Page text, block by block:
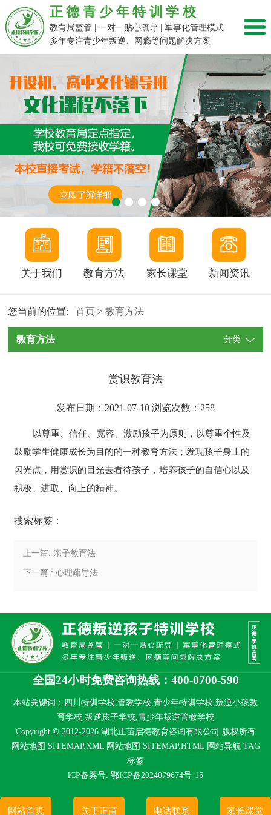
正德青少年特训学校
教育局监管 | 一对一贴心疏导 | 军事化管理模式
多年专注青少年叛逆、网瘾等问题解决方案
关于我们 教育方法 家长课堂 新闻资讯
您当前的位置:首页 >教育方法
教育方法 分类
赏识教育法
发布日期：2021-07-10 浏览次数： 258
以尊重、信任、宽容、激励孩子为原则，以尊重个性及
鼓励学生健康成长为目的的一种教育方法；发现孩子身上的
闪光点，用赏识的目光去看待孩子，培养孩子的自信心以及
积极、进取、向上的精神。
搜索标签：
上一篇: 亲子教育法
下一篇 : 心理疏导法
全国24小时免费咨询热线：400-0700-590
本站关键词：四川特训学校,管教学校,青少年特训学校,叛逆小孩教
育学校,叛逆孩子学校,青少年叛逆管教学校
Copyright © 2012-2026 湖北正苗启德教育咨询有限公司 版权所有
网站地图 SITEMAP.XML 网站地图 SITEMAP.HTML 网站导航 TAG
标签
lCP备案号: 鄂ICP备2024079674号-15
网站首页 关于正苗 电话联系 家长课堂